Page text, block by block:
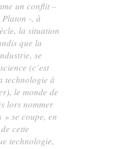
unconflit –
-, à
la situation
que la
se
(c’est
technologie à
le monde de
lors nommer
» se coupe, en
cette
technologie,